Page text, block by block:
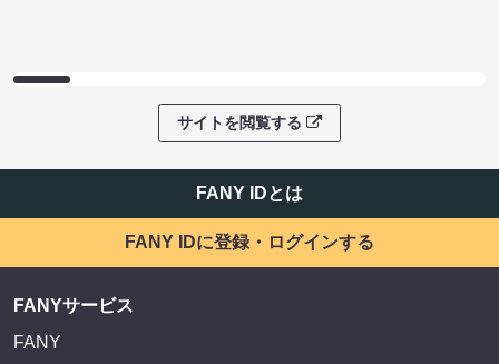
サイトを閲覧する
FANY IDとは
FANY IDに登録・ログインする
FANYサービス
FANY